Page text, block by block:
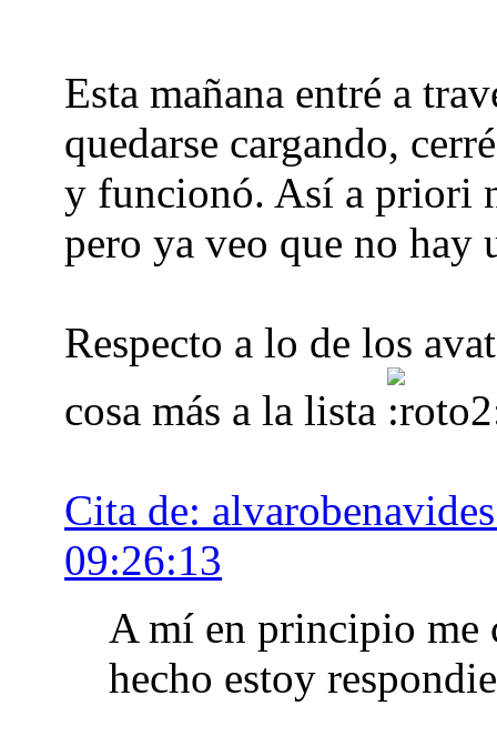
Esta mañana entré a
quedarse cargando,
y funcionó. Así a priori
pero ya veo que no hay
Respecto a lo de los
cosa más a la lista
Cita de:
09:26:13
A mí en principio me
hecho estoy